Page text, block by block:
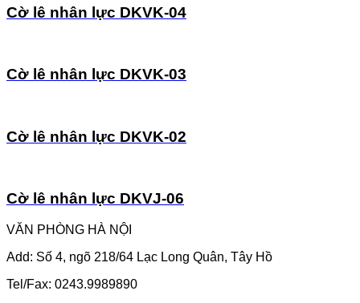
Cờ lê nhân lực DKVK-04
Cờ lê nhân lực DKVK-03
Cờ lê nhân lực DKVK-02
Cờ lê nhân lực DKVJ-06
VĂN PHÒNG HÀ NỘI
Add: Số 4, ngõ 218/64 Lạc Long Quân, Tây Hồ
Tel/Fax: 0243.9989890